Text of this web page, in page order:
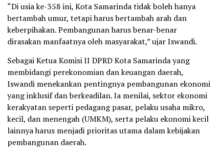
“Di usia ke-358 ini, Kota Samarinda tidak boleh hanya
bertambah umur, tetapi harus bertambah arah dan
keberpihakan. Pembangunan harus benar-benar
dirasakan manfaatnya oleh masyarakat,” ujar Iswandi.
Sebagai Ketua Komisi II DPRD Kota Samarinda yang
membidangi perekonomian dan keuangan daerah,
Iswandi menekankan pentingnya pembangunan ekonomi
yang inklusif dan berkeadilan. Ia menilai, sektor ekonomi
kerakyatan seperti pedagang pasar, pelaku usaha mikro,
kecil, dan menengah (UMKM), serta pelaku ekonomi kecil
lainnya harus menjadi prioritas utama dalam kebijakan
pembangunan daerah.